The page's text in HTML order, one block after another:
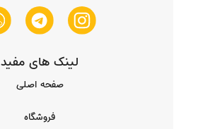
لینک های مفید
صفحه اصلی
فروشگاه